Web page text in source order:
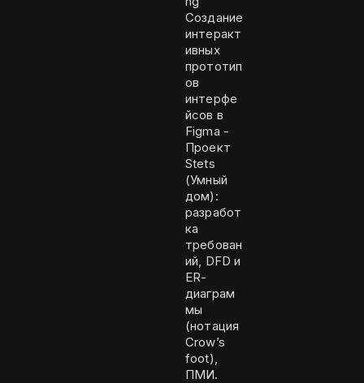
Создание
интеракт
ивных
прототип
ов
интерфе
йсов в
Figma -
Проект
Stets
(Умный
дом):
разработ
ка
требован
ий, DFD и
ER-
диаграм
мы
(нотация
Crow’s
foot),
ПМИ.